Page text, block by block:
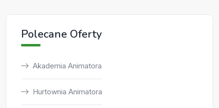
Polecane Oferty
Akademia Animatora
Hurtownia Animatora